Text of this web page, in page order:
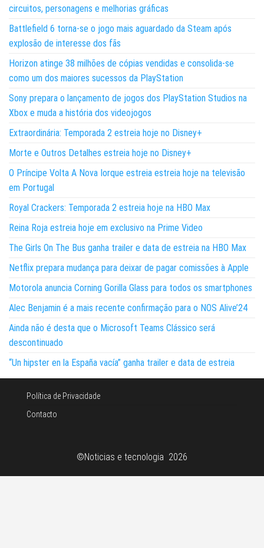
circuitos, personagens e melhorias gráficas
Battlefield 6 torna-se o jogo mais aguardado da Steam após
explosão de interesse dos fãs
Horizon atinge 38 milhões de cópias vendidas e consolida-se
como um dos maiores sucessos da PlayStation
Sony prepara o lançamento de jogos dos PlayStation Studios na
Xbox e muda a história dos videojogos
Extraordinária: Temporada 2 estreia hoje no Disney+
Morte e Outros Detalhes estreia hoje no Disney+
O Príncipe Volta A Nova Iorque estreia estreia hoje na televisão
em Portugal
Royal Crackers: Temporada 2 estreia hoje na HBO Max
Reina Roja estreia hoje em exclusivo na Prime Video
The Girls On The Bus ganha trailer e data de estreia na HBO Max
Netflix prepara mudança para deixar de pagar comissões à Apple
Motorola anuncia Corning Gorilla Glass para todos os smartphones
Alec Benjamin é a mais recente confirmação para o NOS Alive’24
Ainda não é desta que o Microsoft Teams Clássico será
descontinuado
“Un hipster en la España vacía” ganha trailer e data de estreia
Política de Privacidade
Contacto
©Noticias e tecnologia 2026